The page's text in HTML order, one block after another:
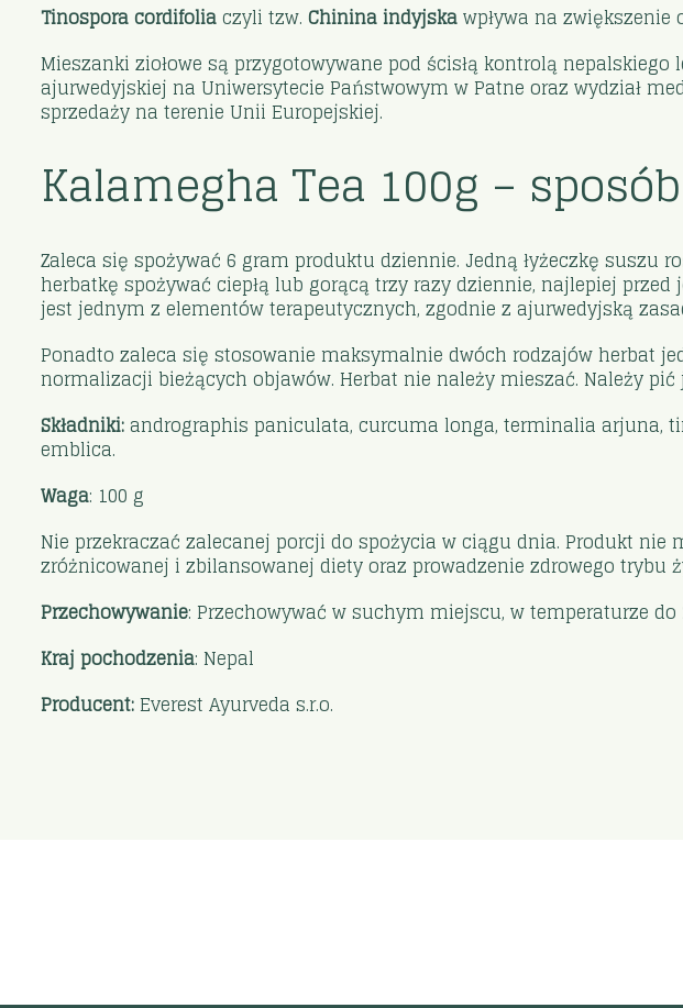
Tinospora cordifoliaczyli tzw. Chinina indyjskawpływa na
Mieszanki ziołowe są przygotowywane pod ścisłą kontrolą
ajurwedyjskiej na Uniwersytecie Państwowym w Patne oraz wydział
sprzedaży na terenie Unii Europejskiej.
Kalamegha Tea 100g –
Zaleca się spożywać 6 gram produktu dziennie. Jedną łyżeczkę
herbatkę spożywać ciepłą lub gorącą trzy razy dziennie, najlepiej
jest jednym z elementów terapeutycznych, zgodnie z ajurwedyjską
Ponadto zaleca się stosowanie maksymalnie dwóch rodzajów herbat
normalizacji bieżących objawów. Herbat nie należy mieszać. Należy
Składniki: andrographis paniculata, curcuma longa, terminalia arjuna,
emblica.
Waga: 100 g
Nie przekraczać zalecanej porcji do spożycia w ciągu dnia. Produkt
zróżnicowanej i zbilansowanej diety oraz prowadzenie zdrowego
Przechowywanie: Przechowywać w suchym miejscu, w temperaturze do
Kraj pochodzenia: Nepal
Producent: Everest Ayurveda s.r.o.